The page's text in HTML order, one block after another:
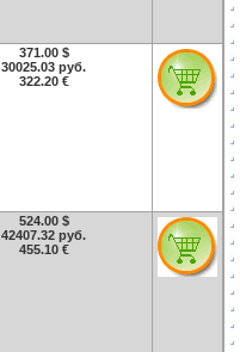
371.00 $
30025.03 руб.
322.20 €
524.00 $
42407.32 руб.
455.10 €